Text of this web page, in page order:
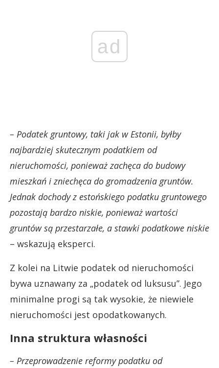
ad
– Podatek gruntowy, taki jak w Estonii, byłby
najbardziej skutecznym podatkiem od
nieruchomości, ponieważ zachęca do budowy
mieszkań i zniechęca do gromadzenia gruntów.
Jednak dochody z estońskiego podatku gruntowego
pozostają bardzo niskie, ponieważ wartości
gruntów są przestarzałe, a stawki podatkowe niskie
– wskazują eksperci.
Z kolei na Litwie podatek od nieruchomości
bywa uznawany za „podatek od luksusu”. Jego
minimalne progi są tak wysokie, że niewiele
nieruchomości jest opodatkowanych.
Inna struktura własności
– Przeprowadzenie reformy podatku od